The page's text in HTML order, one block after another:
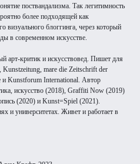
поствандализма. Так легитимность
более подходящей как
визуального блоггинга, через который
в современном искусстве.
арт-критик и искусствовед. Пишет для
Kunstzeitung, mare die Zeitschrift der
Kunstforum International. Автор
искусство (2018), Graffiti Now (2019)
(2020) и Kunst=Spiel (2021).
и университетах. Живет и работает в